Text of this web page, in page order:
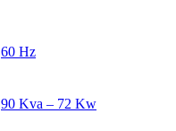
60 Hz
90 Kva – 72 Kw